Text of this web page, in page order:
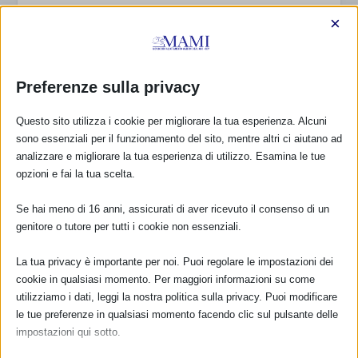
FARMACI IN ALLATTAMENTO E
NUMERO VERDE GRATUITO
800.883300
Maggiori informazioni
RIMANI AGGIORNATO
... oppure inserisci i tuoi dati:
Nome:
Preferenze sulla privacy
×
Questo sito utilizza i cookie per migliorare la tua esperienza. Alcuni
sono essenziali per il funzionamento del sito, mentre altri ci aiutano ad
analizzare e migliorare la tua esperienza di utilizzo. Esamina le tue
opzioni e fai la tua scelta.
Se hai meno di 16 anni, assicurati di aver ricevuto il consenso di un
genitore o tutore per tutti i cookie non essenziali.
La tua privacy è importante per noi. Puoi regolare le impostazioni dei
cookie in qualsiasi momento. Per maggiori informazioni su come
utilizziamo i dati, leggi la nostra politica sulla privacy. Puoi modificare
le tue preferenze in qualsiasi momento facendo clic sul pulsante delle
impostazioni qui sotto.